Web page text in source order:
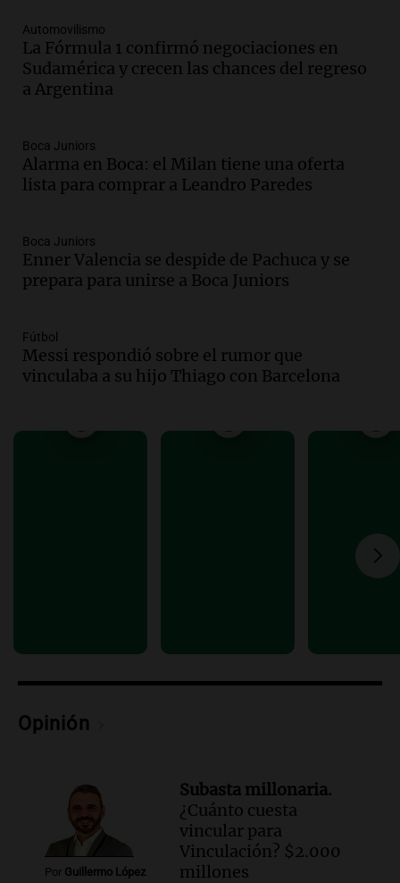
Audio.Gabriela Irrazábal: “Un 35,5% de
la población del país fue a templos a
buscar ayuda el último año”
La Argentina, hoy
Audio.
sobre la muerte del kitesurfista en
Santa Fe.
Audio.
José Roccuzzo, cortes de carne y
compras de Antonella: bromas en
Rosario.
Audio.José Roccuzzo, cortes de carne y
compras de Antonella: bromas en
Episodios
Automovilismo
La Fórmula 1 confirmó negociaciones en
Sudamérica y crecen las chances del regreso
a Argentina
Boca Juniors
Alarma en Boca: el Milan tiene una oferta
lista para comprar a Leandro Paredes
Boca Juniors
Enner Valencia se despide de Pachuca y se
prepara para unirse a Boca Juniors
Fútbol
Messi respondió sobre el rumor que
vinculaba a su hijo Thiago con Barcelona
Opinión
Por Guillermo López
Subasta millonaria.
¿Cuánto cuesta
vincular para
Vinculación? $2.000
millones